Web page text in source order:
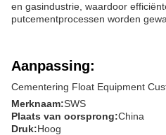
en gasindustrie, waardoor
putcementprocessen worden
Aanpassing:
Cementering Float Equipment
Merknaam:SWS
Plaats van oorsprong:China
Druk:Hoog